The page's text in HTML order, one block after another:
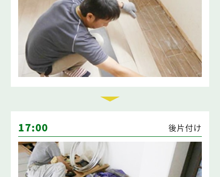
17:00 後片付け